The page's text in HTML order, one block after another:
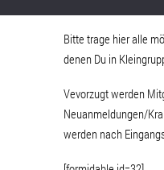
Bitte trage hier alle
denen Du in
Vevorzugt werden
Neuanmeldungen/
werden nach